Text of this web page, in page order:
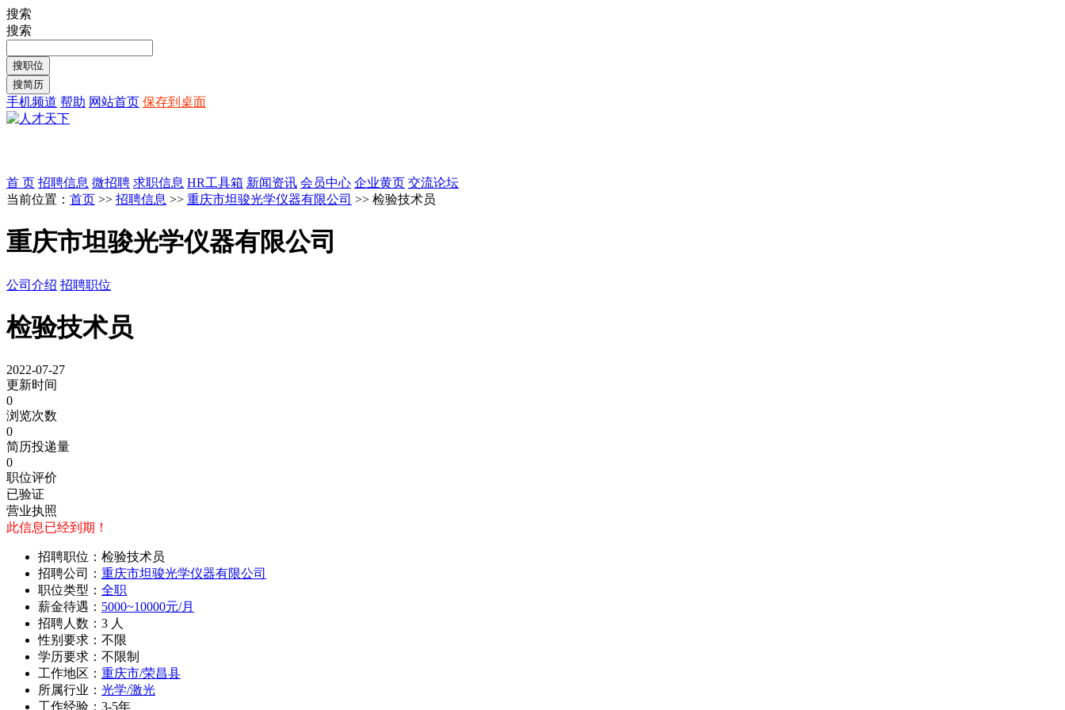
搜索
搜索
手机频道 帮助 网站首页 保存到桌面
首 页 招聘信息 微招聘 求职信息 HR工具箱 新闻资讯 会员中心 企业黄页 交流论坛
当前位置： 首页 >> 招聘信息 >> 重庆市坦骏光学仪器有限公司 >> 检验技术员
重庆市坦骏光学仪器有限公司
公司介绍 招聘职位
检验技术员
2022-07-27
更新时间
0
浏览次数
0
简历投递量
0
职位评价
已验证
营业执照
此信息已经到期！
招聘职位：检验技术员
招聘公司： 重庆市坦骏光学仪器有限公司
职位类型： 全职
薪金待遇： 5000~10000元/月
招聘人数：3 人
性别要求：不限
学历要求：不限制
工作地区： 重庆市/荣昌县
所属行业： 光学/激光
工作经验：3-5年